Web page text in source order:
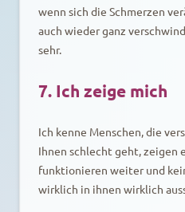
wenn sich die Schmerzen
auch wieder ganz
sehr.
7. Ich zeige mich
Ich kenne Menschen, die
Ihnen schlecht geht, zeigen
funktionieren weiter und
wirklich in ihnen wirklich